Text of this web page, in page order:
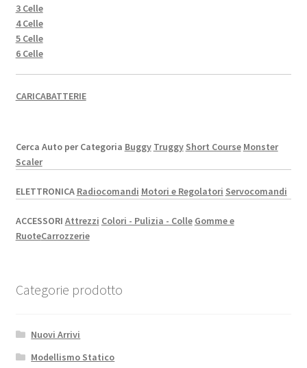
3 Celle
4 Celle
5 Celle
6 Celle
CARICABATTERIE
Cerca Auto per Categoria Buggy Truggy Short Course Monster
Scaler
ELETTRONICA Radiocomandi Motori e Regolatori Servocomandi
ACCESSORI Attrezzi Colori - Pulizia - Colle Gomme e
RuoteCarrozzerie
Categorie prodotto
Nuovi Arrivi
Modellismo Statico